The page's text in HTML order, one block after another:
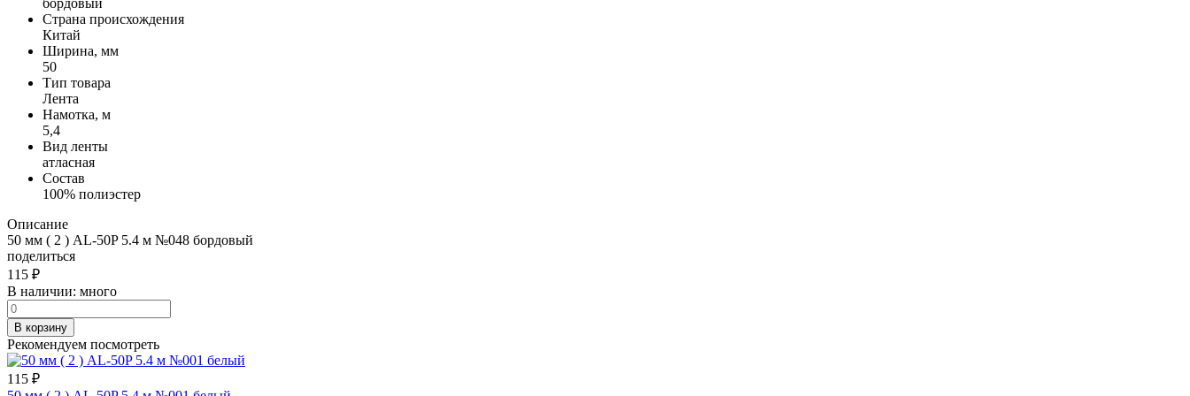
Страна происхождения
Китай
Ширина, мм
50
Тип товара
Лента
Намотка, м
5,4
Вид ленты
атласная
Состав
100% полиэстер
Описание
50 мм ( 2 ) AL-50P 5.4 м №048 бордовый
поделиться
115 ₽
В наличии: много
В корзину
Рекомендуем посмотреть
115 ₽